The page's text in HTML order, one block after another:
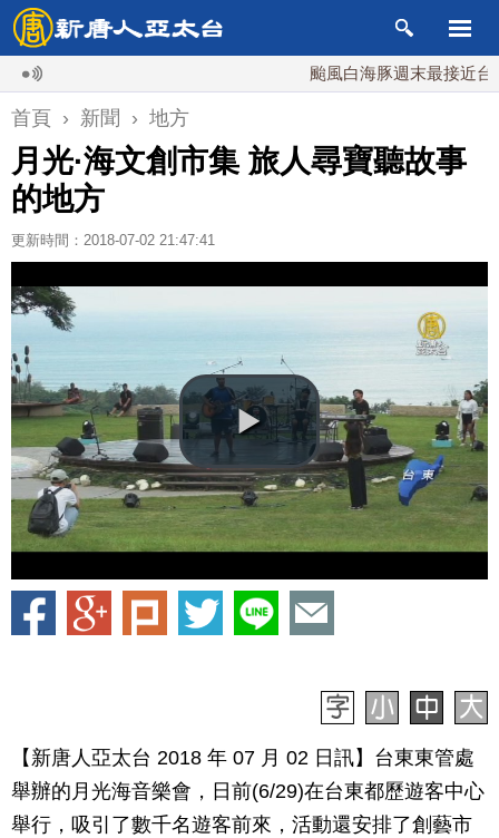
颱風白海豚週末最接近台灣 最
首頁 › 新聞 › 地方
月光·海文創市集 旅人尋寶聽故事
的地方
更新時間：2018-07-02 21:47:41
【新唐人亞太台 2018 年 07 月 02 日訊】台東東管處
舉辦的月光海音樂會，日前(6/29)在台東都歷遊客中心
舉行，吸引了數千名遊客前來，活動還安排了創藝市